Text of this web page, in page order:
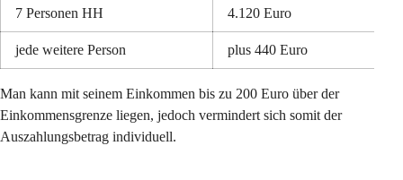
7 Personen HH 4.120 Euro
jede weitere Person plus 440 Euro
Man kann mit seinem Einkommen bis zu 200 Euro über der
Einkommensgrenze liegen, jedoch vermindert sich somit der
Auszahlungsbetrag individuell.